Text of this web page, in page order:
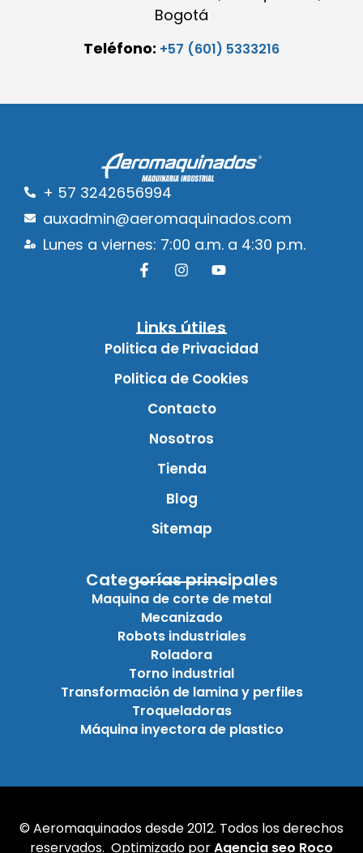
Bogotá
Teléfono: +57 (601) 5333216
+ 57 3242656994
auxadmin@aeromaquinados.com
Lunes a viernes: 7:00 a.m. a 4:30 p.m.
Links útiles
Politica de Privacidad
Politica de Cookies
Contacto
Nosotros
Tienda
Blog
Sitemap
Categorías principales
Maquina de corte de metal
Mecanizado
Robots industriales
Roladora
Torno industrial
Transformación de lamina y perfiles
Troqueladoras
Máquina inyectora de plastico
© Aeromaquinados desde 2012. Todos los derechos
reservados. Optimizado porAgencia seo Roco